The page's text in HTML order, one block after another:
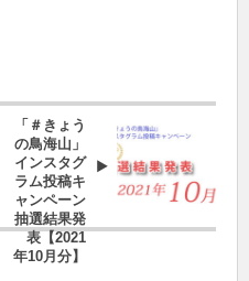
「＃きょう
の鳥海山」
インスタグ
ラム投稿キ
ャンペーン
抽選結果発
表【2021
年10月分】